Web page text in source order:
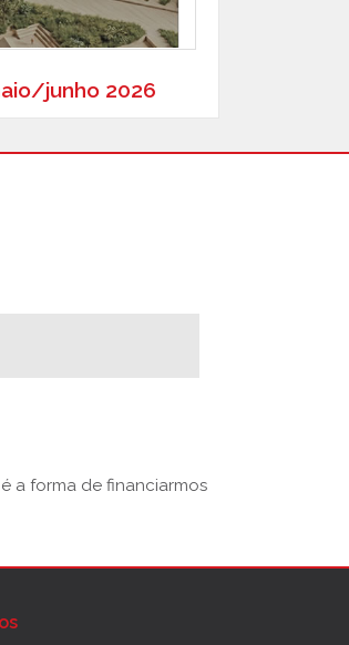
junho 2026
a forma de financiarmos